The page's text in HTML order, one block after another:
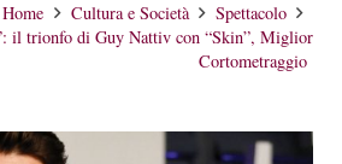
Home Cultura e Società
Spettacolo
il trionfo di Guy Nattiv con “Skin”, Miglior
Cortometraggio